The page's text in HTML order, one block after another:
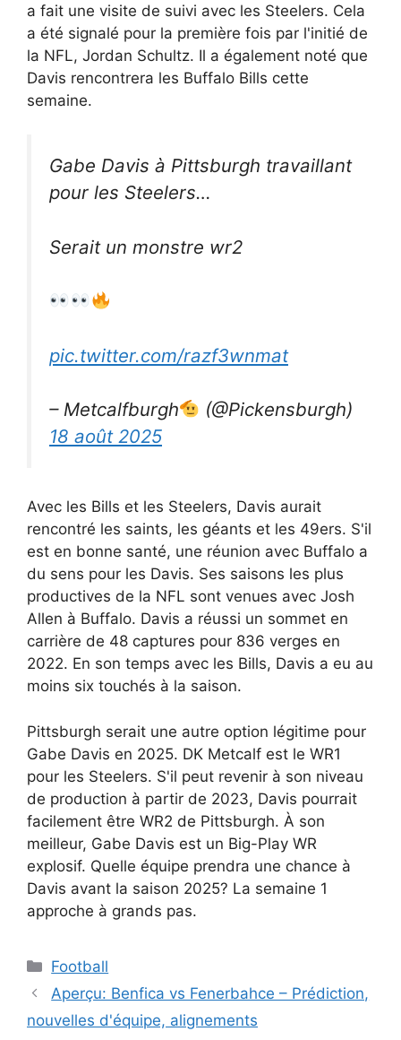
a fait une visite de suivi avec les Steelers. Cela
a été signalé pour la première fois par l'initié de
la NFL, Jordan Schultz. Il a également noté que
Davis rencontrera les Buffalo Bills cette
semaine.
Gabe Davis à Pittsburgh travaillant
pour les Steelers…
Serait un monstre wr2
pic.twitter.com/razf3wnmat
– Metcalfburgh
(@Pickensburgh)
18 août 2025
Avec les Bills et les Steelers, Davis aurait
rencontré les saints, les géants et les 49ers. S'il
est en bonne santé, une réunion avec Buffalo a
du sens pour les Davis. Ses saisons les plus
productives de la NFL sont venues avec Josh
Allen à Buffalo. Davis a réussi un sommet en
carrière de 48 captures pour 836 verges en
2022. En son temps avec les Bills, Davis a eu au
moins six touchés à la saison.
Pittsburgh serait une autre option légitime pour
Gabe Davis en 2025. DK Metcalf est le WR1
pour les Steelers. S'il peut revenir à son niveau
de production à partir de 2023, Davis pourrait
facilement être WR2 de Pittsburgh. À son
meilleur, Gabe Davis est un Big-Play WR
explosif. Quelle équipe prendra une chance à
Davis avant la saison 2025? La semaine 1
approche à grands pas.
Catégories
Football
Aperçu: Benfica vs Fenerbahce – Prédiction,
nouvelles d'équipe, alignements